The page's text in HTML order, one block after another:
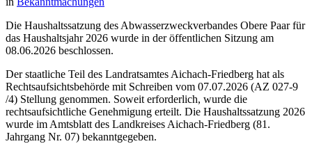
Die Haushaltssatzung des Abwasserzweckverbandes Obere Paar für
das Haushaltsjahr 2026 wurde in der öffentlichen Sitzung am
08.06.2026 beschlossen.
Der staatliche Teil des Landratsamtes Aichach-Friedberg hat als
Rechtsaufsichtsbehörde mit Schreiben vom 07.07.2026 (AZ 027-9
/4) Stellung genommen. Soweit erforderlich, wurde die
rechtsaufsichtliche Genehmigung erteilt. Die Haushaltssatzung 2026
wurde im Amtsblatt des Landkreises Aichach-Friedberg (81.
Jahrgang Nr. 07) bekanntgegeben.